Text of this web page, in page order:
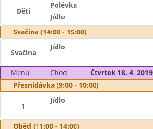
Děti
Polévka
Jídlo
Svačina (14:00 - 15:00)
Svačina
Jídlo
Menu Chod
Čtvrtek 18. 4. 2019
Přesnídávka (9:00 - 10:00)
1
Jídlo
Oběd (11:00 - 14:00)